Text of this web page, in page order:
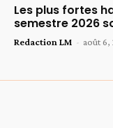
Les plus fortes
semestre 2026
Redaction LM - août 6,